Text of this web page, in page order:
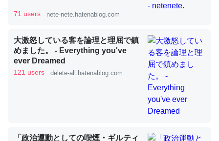
これを元に考えるとカルシウムを大量に使う脊椎動物と貝
類は苦労してるんだな…。腹足類だと殻を無くしてナメク
ジになったり努力してるし。
─ニュース :: 【研究発表】昆虫学の大問題＝「昆虫はなぜ海にいな
71 users nete-nete.hatenablog.com
大激怒している客を論理と理屈で鎮
めました。 - Everything you've
ever Dreamed
121 users delete-all.hatenablog.com
「政治運動としての喫煙・ギルティ